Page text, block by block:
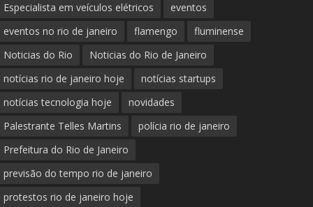
Especialista em veículos elétricos
eventos
eventos no rio de janeiro
flamengo
fluminense
Noticias do Rio
Noticias do Rio de Janeiro
notícias rio de janeiro hoje
notícias startups
notícias tecnologia hoje
novidades
Palestrante Telles Martins
polícia rio de janeiro
Prefeitura do Rio de Janeiro
previsão do tempo rio de janeiro
protestos rio de janeiro hoje